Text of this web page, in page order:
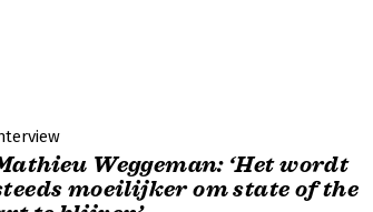
Mathieu Weggeman.
en aanpakken
Weggeman: ‘Het wordt
moeilijker om state of the